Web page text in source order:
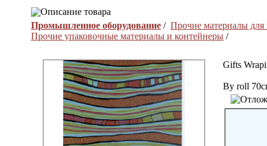
Описание товара
Промышленное оборудование / Прочие материалы
Прочие упаковочные материалы и контейнеры /
Gifts
By roll